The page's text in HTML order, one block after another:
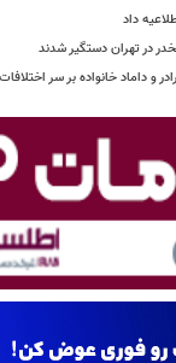
داد
در تهران دستگیر شدند
و داماد خانواده بر سر